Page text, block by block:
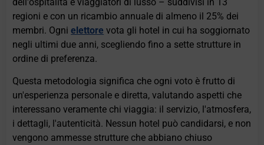
regioni e con un ricambio annuale di almeno il 25% dei
membri. Ognielettore vota gli hotel in cui ha soggiornato
negli ultimi due anni, scegliendo fino a sette strutture in
ordine di preferenza.
Questa metodologia significa che ogni voto è frutto di
un'esperienza personale e diretta, valutando aspetti che
interessano veramente chi viaggia: il servizio, l'atmosfera,
i dettagli, l'autenticità. Nessun hotel può candidarsi, e non
vengono ammesse strutture che abbiano chiuso